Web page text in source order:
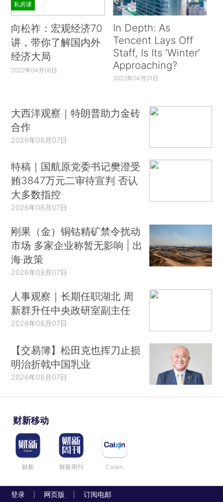
私房课
向松祚：宏观经济70
讲，带你了解国内外
经济大局
2022年04月06日
In Depth: As
Tencent Lays Off
Staff, Is Its ‘Winter’
Approaching?
2022年04月01日
大西洋观察｜特朗普助力金砖
合作
2026年08月07日
特稿｜国航原党委书记樊澄受
贿3847万元二审待宣判 否认
大多数指控
2026年08月07日
刚果（金）铜钴精矿禁令扰动
市场 多家企业称暂无影响 | 出
海·政策
2026年08月07日
人事观察｜长期任职湖北 周
新群升任中央政研室副主任
2026年08月07日
【交易簿】松田克也挥刀止损
明治折戟中国乳业
2026年08月07日
财新移动
财新 财新周刊 Caixin
登录 网页版 订阅电邮